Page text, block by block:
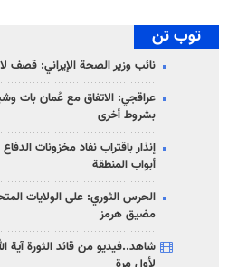
توب تن
نائب وزير الصحة الإيراني: قصف
عراقجي: الاتفاق مع عُمان بات
بشروط أخرى
إنذار باقتراب نفاد مخزونات
أبواب المنطقة
الحرس الثوري: على الولايات
مضيق هرمز
شاهد..فيديو من قائد الثورة آية